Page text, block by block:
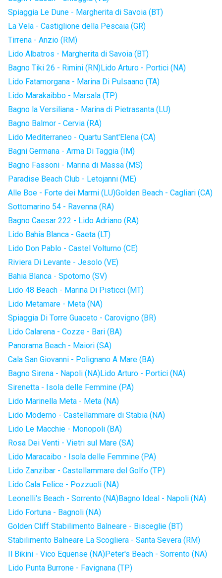
Spiaggia Le Dune - Margherita di Savoia (BT)
La Vela - Castiglione della Pescaia (GR)
Tirrena - Anzio (RM)
Lido Albatros - Margherita di Savoia (BT)
Bagno Tiki 26 - Rimini (RN)Lido Arturo - Portici (NA)
Lido Fatamorgana - Marina Di Pulsaano (TA)
Lido Marakaibbo - Marsala (TP)
Bagno la Versiliana - Marina di Pietrasanta (LU)
Bagno Balmor - Cervia (RA)
Lido Mediterraneo - Quartu Sant'Elena (CA)
Bagni Germana - Arma Di Taggia (IM)
Bagno Fassoni - Marina di Massa (MS)
Paradise Beach Club - Letojanni (ME)
Alle Boe - Forte dei Marmi (LU)Golden Beach - Cagliari (CA)
Sottomarino 54 - Ravenna (RA)
Bagno Caesar 222 - Lido Adriano (RA)
Lido Bahia Blanca - Gaeta (LT)
Lido Don Pablo - Castel Volturno (CE)
Riviera Di Levante - Jesolo (VE)
Bahia Blanca - Spotorno (SV)
Lido 48 Beach - Marina Di Pisticci (MT)
Lido Metamare - Meta (NA)
Spiaggia Di Torre Guaceto - Carovigno (BR)
Lido Calarena - Cozze - Bari (BA)
Panorama Beach - Maiori (SA)
Cala San Giovanni - Polignano A Mare (BA)
Bagno Sirena - Napoli (NA)Lido Arturo - Portici (NA)
Sirenetta - Isola delle Femmine (PA)
Lido Marinella Meta - Meta (NA)
Lido Moderno - Castellammare di Stabia (NA)
Lido Le Macchie - Monopoli (BA)
Rosa Dei Venti - Vietri sul Mare (SA)
Lido Maracaibo - Isola delle Femmine (PA)
Lido Zanzibar - Castellammare del Golfo (TP)
Lido Cala Felice - Pozzuoli (NA)
Leonelli's Beach - Sorrento (NA)Bagno Ideal - Napoli (NA)
Lido Fortuna - Bagnoli (NA)
Golden Cliff Stabilimento Balneare - Bisceglie (BT)
Stabilimento Balneare La Scogliera - Santa Severa (RM)
Il Bikini - Vico Equense (NA)Peter's Beach - Sorrento (NA)
Lido Punta Burrone - Favignana (TP)